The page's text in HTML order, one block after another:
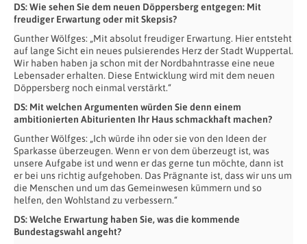
DS: Wie sehen Sie dem neuen Döppersberg entgegen: Mit
freudiger Erwartung oder mit Skepsis?
Gunther Wölfges: „Mit absolut freudiger Erwartung. Hier entsteht
auf lange Sicht ein neues pulsierendes Herz der Stadt Wuppertal.
Wir haben haben ja schon mit der Nordbahntrasse eine neue
Lebensader erhalten. Diese Entwicklung wird mit dem neuen
Döppersberg noch einmal verstärkt.“
DS: Mit welchen Argumenten würden Sie denn einem
ambitionierten Abiturienten Ihr Haus schmackhaft machen?
Gunther Wölfges: „Ich würde ihn oder sie von den Ideen der
Sparkasse überzeugen. Wenn er von dem überzeugt ist, was
unsere Aufgabe ist und wenn er das gerne tun möchte, dann ist
er bei uns richtig aufgehoben. Das Prägnante ist, dass wir uns um
die Menschen und um das Gemeinwesen kümmern und so
helfen, den Wohlstand zu verbessern.“
DS: Welche Erwartung haben Sie, was die kommende
Bundestagswahl angeht?